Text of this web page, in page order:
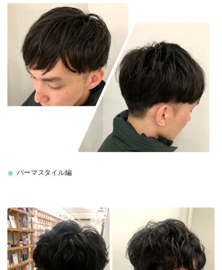
パーマスタイル編